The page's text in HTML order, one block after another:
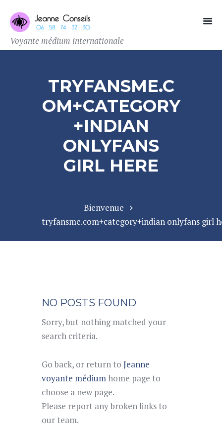
Voyante médium internationale
TRYFANSME.C
OM+CATEGORY
+INDIAN
ONLYFANS
GIRL HERE
Bienvenue
tryfansme.com+category+indian onlyfans girl
NO POSTS FOUND
Sorry, but nothing matched your
search criteria.
Go back, or return to Jeanne
voyante médium home page to
choose a new page.
Please report any broken links to
our team.